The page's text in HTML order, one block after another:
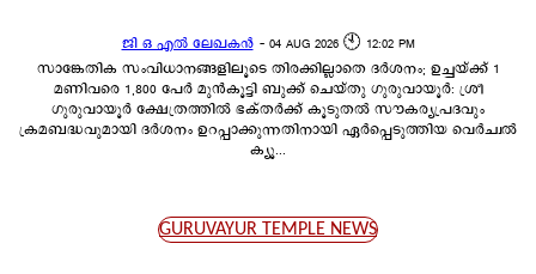
ജി ഒ എൽ ലേഖകൻ - 04 AUG 2026 🕙 12:02 PM
സാങ്കേതിക സംവിധാനങ്ങളിലൂടെ തിരക്കില്ലാതെ ദർശനം; ഉച്ചയ്ക്ക് 1
മണിവരെ 1,800 പേർ മുൻകൂട്ടി ബുക്ക് ചെയ്തു ഗുരുവായൂർ: ശ്രീ
ഗുരുവായൂർ ക്ഷേത്രത്തിൽ ഭക്തർക്ക് കൂടുതൽ സൗകര്യപ്രദവും
ക്രമബദ്ധവുമായി ദർശനം ഉറപ്പാക്കുന്നതിനായി ഏർപ്പെടുത്തിയ വെർച്വൽ
ക്യൂ...
GURUVAYUR TEMPLE NEWS